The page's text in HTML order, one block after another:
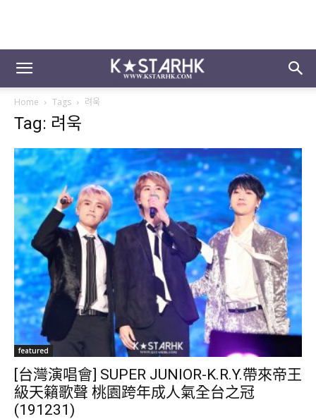
Home Tags 려욱
Tag: 려욱
featured
[台灣演唱會] SUPER JUNIOR-K.R.Y.帶來帝王
級天籟歌聲 桃園跨年成人氣全台之冠
(191231)